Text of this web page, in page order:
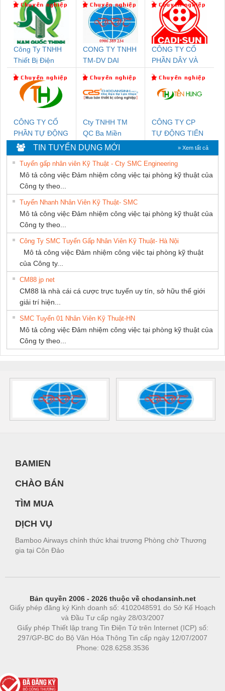
Công Ty TNHH
Thiết Bị Điện
CONG TY TNHH
TM-DV DAI
CÔNG TY CỔ
PHẦN DÂY VÀ
THƯỢNG ĐÌNH
CÔNG TY CỔ
PHẦN TỰ ĐỘNG
TIẾN HƯNG
Cty TNHH TM
QC Ba Miền
CÔNG TY CP
TỰ ĐỘNG TIẾN
TIN TUYỂN DỤNG MỚI » Xem tất cả
Tuyển gấp nhân viên Kỹ Thuật - Cty SMC Engineering
Mô tả công việc Đảm nhiệm công việc tại phòng kỹ thuật của
Công ty theo...
Tuyển Nhanh Nhân Viên Kỹ Thuật- SMC
Mô tả công việc Đảm nhiệm công việc tại phòng kỹ thuật của
Công ty theo...
Công Ty SMC Tuyển Gấp Nhân Viên Kỹ Thuật- Hà Nội
Mô tả công việc Đảm nhiệm công việc tại phòng kỹ thuật
của Công ty...
CM88 jp net
CM88 là nhà cái cá cược trực tuyến uy tín, sở hữu thế giới
giải trí hiện...
SMC Tuyển 01 Nhân Viên Kỹ Thuật-HN
Mô tả công việc Đảm nhiệm công việc tại phòng kỹ thuật của
Công ty theo...
BAMIEN
CHÀO BÁN
TÌM MUA
DỊCH VỤ
Bamboo Airways chính thức khai trương Phòng chờ Thương
gia tại Côn Đảo
Bản quyền 2006 - 2026 thuộc về chodansinh.net
Giấy phép đăng ký Kinh doanh số: 4102048591 do Sở Kế Hoạch
và Đầu Tư cấp ngày 28/03/2007
Giấy phép Thiết lập trang Tin Điện Tử trên Internet (ICP) số:
297/GP-BC do Bộ Văn Hóa Thông Tin cấp ngày 12/07/2007
Phone: 028.6258.3536